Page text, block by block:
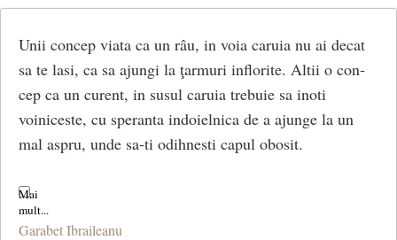
Unii concep viata ca un râu, in voia caruia nu ai decat
sa te lasi, ca sa ajungi la ţarmuri inflorite. Altii o con­
cep ca un curent, in susul caruia trebuie sa inoti
voiniceste, cu speranta indoielnica de a ajunge la un
mal aspru, unde sa-ti odihnesti capul obosit.
Garabet Ibraileanu